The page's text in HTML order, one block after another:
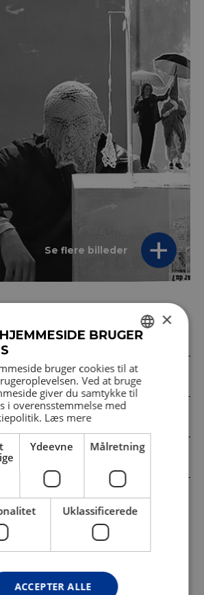
Se flere billeder
og betragter
anderledeshed
og karriere
Kunstmuseum
har en løbende
til at fastholde
det er muligt.
ENGLISH
×
BRUGER
bruger cookies til at
Ved at bruge
giver du samtykke til
i overensstemmelse med
Læs mere
Ydeevne Målretning
Uklassificerede
ACCEPTER ALLE